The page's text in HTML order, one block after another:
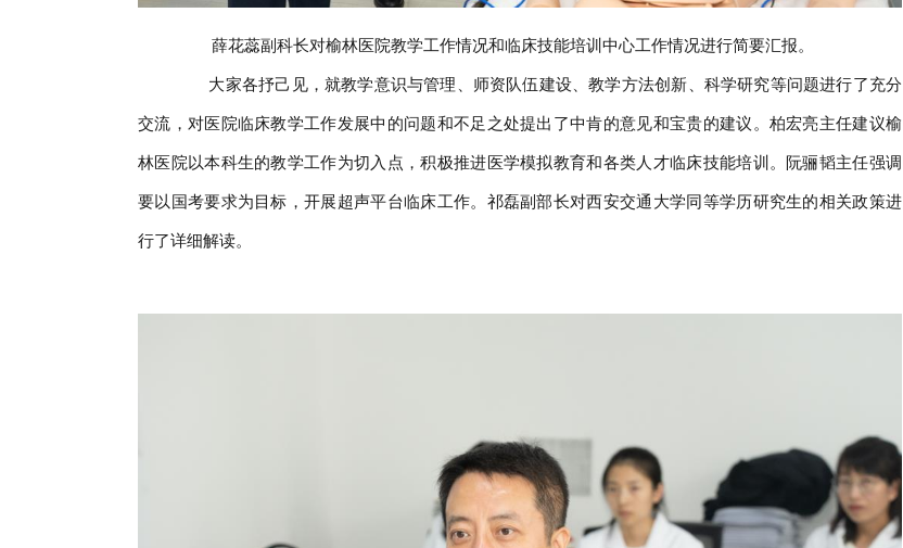
薛花蕊副科长对榆林医院教学工作情况和临床技能培训中心工作情况进行简要汇报。
大家各抒己见，就教学意识与管理、师资队伍建设、教学方法创新、科学研究等问题进行了充分
交流，对医院临床教学工作发展中的问题和不足之处提出了中肯的意见和宝贵的建议。柏宏亮主任建议榆
林医院以本科生的教学工作为切入点，积极推进医学模拟教育和各类人才临床技能培训。阮骊韬主任强调
要以国考要求为目标，开展超声平台临床工作。祁磊副部长对西安交通大学同等学历研究生的相关政策进
行了详细解读。